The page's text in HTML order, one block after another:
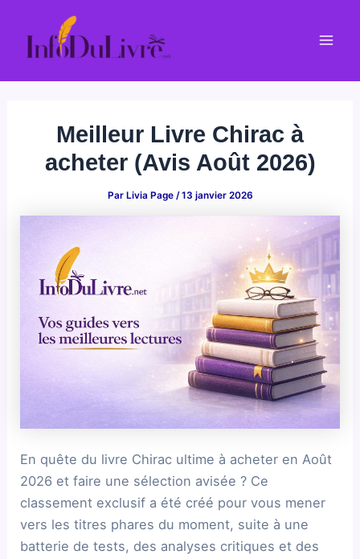
contenu
Meilleur Livre Chirac à
acheter (Avis Août 2026)
Par Livia Page /13 janvier 2026
En quête du livre Chirac ultime à acheter en Août
2026 et faire une sélection avisée ? Ce
classement exclusif a été créé pour vous mener
vers les titres phares du moment, suite à une
batterie de tests, des analyses critiques et des